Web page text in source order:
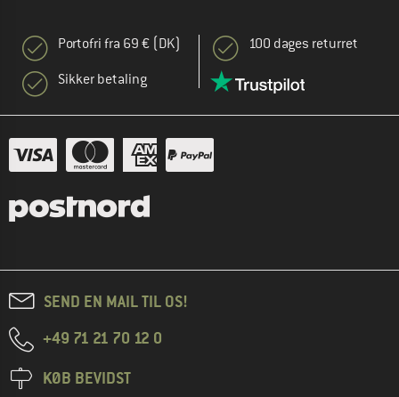
Portofri fra 69 € (DK)
Sikker betaling
100 dages returret
SEND EN MAIL TIL OS!
+49 71 21 70 12 0
KØB BEVIDST